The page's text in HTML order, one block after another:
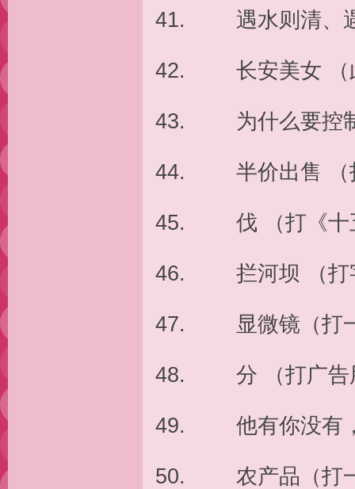
41. 遇水则清、遇
42. 长安美女 （此
43. 为什么要控制
44. 半价出售 （
45. 伐 （打《十
46. 拦河坝 （打
47. 显微镜（打
48. 分 （打广告
49. 他有你没有，
50. 农产品（打